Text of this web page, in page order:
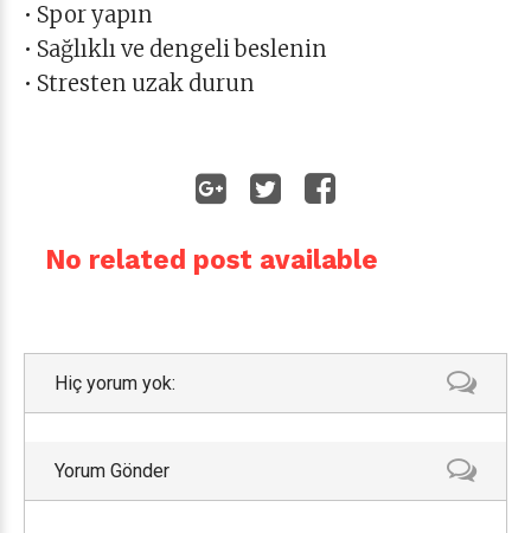
• Spor yapın
• Sağlıklı ve dengeli beslenin
• Stresten uzak durun
No related post available
Hiç yorum yok:
Yorum Gönder